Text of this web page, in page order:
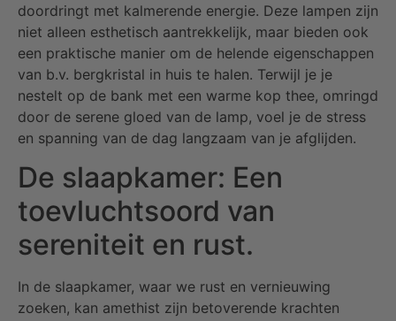
doordringt met kalmerende energie. Deze lampen zijn
niet alleen esthetisch aantrekkelijk, maar bieden ook
een praktische manier om de helende eigenschappen
van b.v. bergkristal in huis te halen. Terwijl je je
nestelt op de bank met een warme kop thee, omringd
door de serene gloed van de lamp, voel je de stress
en spanning van de dag langzaam van je afglijden.
De slaapkamer: Een
toevluchtsoord van
sereniteit en rust.
In de slaapkamer, waar we rust en vernieuwing
zoeken, kan amethist zijn betoverende krachten